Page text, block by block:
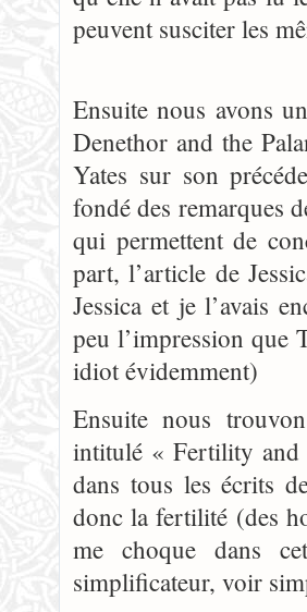
peuvent susciter les
Ensuite nous avons
Denethor and the
Yates sur son
fondé des remarques
qui permettent de
part, l’article de
Jessica et je l’avais
peu l’impression que
idiot évidemment)
Ensuite nous
intitulé « Fertility and
dans tous les écrits
donc la fertilité (des
me choque dans
simplificateur, voir